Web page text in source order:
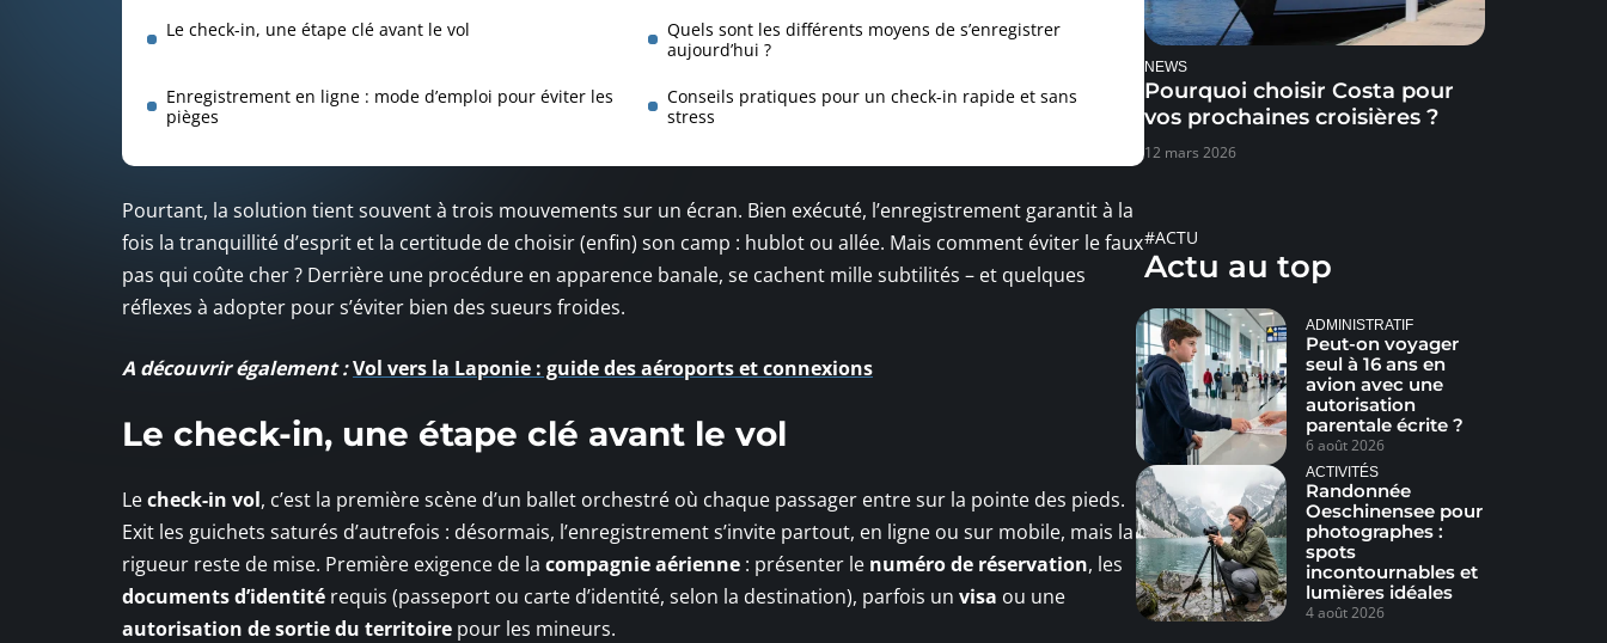
Le check-in, une étape clé avant le vol
Quels sont les différents moyens de s’enregistrer
aujourd’hui ?
Enregistrement en ligne : mode d’emploi pour éviter les
pièges
Conseils pratiques pour un check-in rapide et sans
stress
Pourtant, la solution tient souvent à trois mouvements sur un écran. Bien exécuté, l’enregistrement garantit à la
fois la tranquillité d’esprit et la certitude de choisir (enfin) son camp : hublot ou allée. Mais comment éviter le faux
pas qui coûte cher ? Derrière une procédure en apparence banale, se cachent mille subtilités – et quelques
réflexes à adopter pour s’éviter bien des sueurs froides.
A découvrir également :Vol vers la Laponie : guide des aéroports et connexions
Le check-in, une étape clé avant le vol
Lecheck-in vol, c’est la première scène d’un ballet orchestré où chaque passager entre sur la pointe des pieds.
Exit les guichets saturés d’autrefois : désormais, l’enregistrement s’invite partout, en ligne ou sur mobile, mais la
rigueur reste de mise. Première exigence de la compagnie aérienne : présenter le numéro de réservation, les
documents d’identité requis (passeport ou carte d’identité, selon la destination), parfois un visa ou une
autorisation de sortie du territoire pour les mineurs.
NEWS
Pourquoi choisir Costa pour
vos prochaines croisières ?
12 mars 2026
#ACTU
Actu au top
ADMINISTRATIF
Peut-on voyager
seul à 16 ans en
avion avec une
autorisation
parentale écrite ?
6 août 2026
ACTIVITÉS
Randonnée
Oeschinensee pour
photographes :
spots
incontournables et
lumières idéales
4 août 2026